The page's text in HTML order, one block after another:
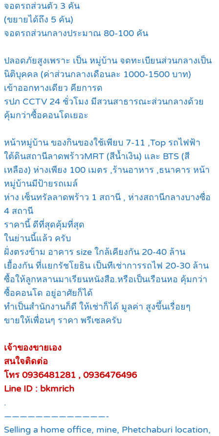
จอดรถส่วนตัว 3 คัน
(ขยายได้ถึง 5 คัน)
จอดรถส่วนกลางประมาณ 80-100 คัน
ปลอดภัยสูงเพราะ เป็น หมู่บ้าน จดทะเบียนส่วนกลางเป็น
นิติบุคคล (ค่าส่วนกลางเดือนละ 1000-1500 บาท)
เข้าออกทางเดียว คียการด
รปภ CCTV 24 ชั่วโมง มีสวนสาธารณะส่วนกลางด้วย
คุ้มกว่าซื้อคอนโดเยอะ
หน้าหมู่บ้าน ของกินของใช้เพียบ 7-11 ,Top รถไฟฟ้า
ใต้ดินสถานีลาดพร้าวMRT (สีน้ำเงิน) และ BTS (สี
เหลือง) ห่างเพียง 100 เมตร ,ร้านอาหาร ,ธนาคาร หน้า
หมู่บ้านมีป้ายรถเมล์
ห่าง เซ็นทรัลลาดพร้าว 1 สถานี , ห่างสถานีกลางบางซื่อ
4 สถานี
ราคานี้ ดีที่สุดคุ้มที่สุด
ในย่านนี้แล้ว ครับ
ฝั่งตรงข้าม อาคาร size ใกล้เคียงกัน 20-40 ล้าน
เยื้องกัน ที่แยกรัชโยธิน เป็นทีเช่าการรถไฟ 20-30 ล้าน
ซื้อให้ลูกหลานมาเรียนหนังสือ.หรือเป็นเรือนหอ คุ้มกว่า
ซื้อคอนโด อยู่อาศัยก็ได้
ทำเป็นสำนักงานก็ดี ให้เช่าก็ได้ มูลค่า สูงขึ้นเรื่อยๆ
ขายให้เพื่อนๆ ราคา พรีเซลครับ
เจ้าของขายเอง
สนใจติดต่อ
โทร 0936481281 , 0936476496
Line ID : bkmrich
.
—————————————-
Selling a home office, mine, Phetchaburi location,